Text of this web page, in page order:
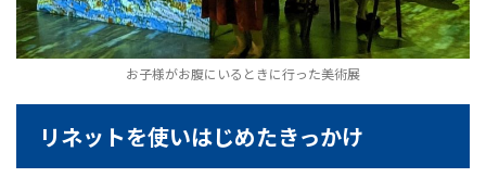
お子様がお腹にいるときに行った美術展
リネットを使いはじめたきっかけ